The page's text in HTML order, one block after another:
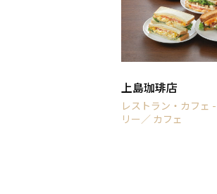
上島珈琲店
レストラン・カフェ
リー／ カフェ